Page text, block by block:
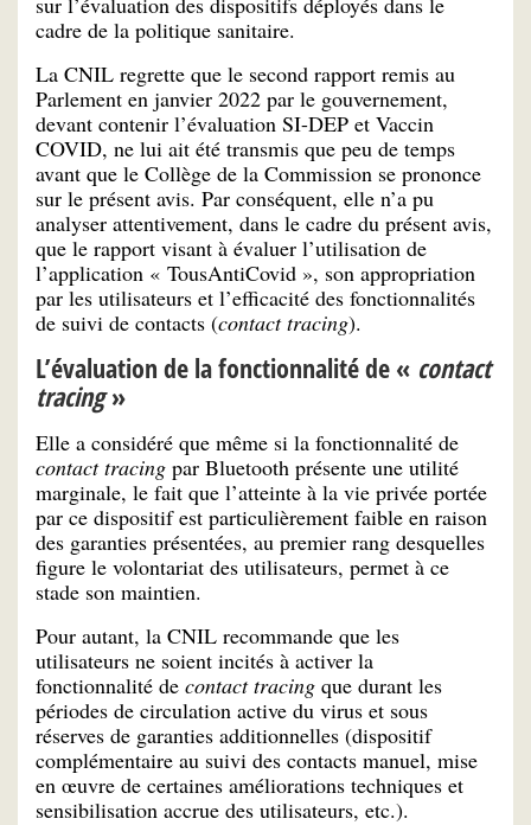
cadre de la politique sanitaire.
La CNIL regrette que le second rapport remis au
Parlement en janvier 2022 par le gouvernement,
devant contenir l’évaluation SI-DEP et Vaccin
COVID, ne lui ait été transmis que peu de temps
avant que le Collège de la Commission se prononce
sur le présent avis. Par conséquent, elle n’a pu
analyser attentivement, dans le cadre du présent avis,
que le rapport visant à évaluer l’utilisation de
l’application « TousAntiCovid », son appropriation
par les utilisateurs et l’efficacité des fonctionnalités
de suivi de contacts (contact tracing).
L’évaluation de la fonctionnalité de « contact
tracing»
Elle a considéré que même si la fonctionnalité de
contact tracing par Bluetooth présente une utilité
marginale, le fait que l’atteinte à la vie privée portée
par ce dispositif est particulièrement faible en raison
des garanties présentées, au premier rang desquelles
figure le volontariat des utilisateurs, permet à ce
stade son maintien.
Pour autant, la CNIL recommande que les
utilisateurs ne soient incités à activer la
fonctionnalité de contact tracing que durant les
périodes de circulation active du virus et sous
réserves de garanties additionnelles (dispositif
complémentaire au suivi des contacts manuel, mise
en œuvre de certaines améliorations techniques et
sensibilisation accrue des utilisateurs, etc.).